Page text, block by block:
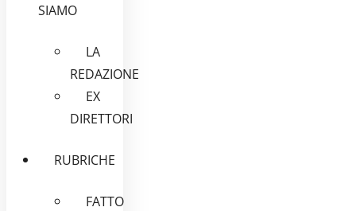
SIAMO
LA
REDAZIONE
EX
DIRETTORI
RUBRICHE
FATTO